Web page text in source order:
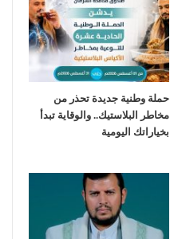
حملة وطنية جديدة تحذر من
مخاطر البلاستيك.. والوقاية تبدأ
بخياراتك اليومية